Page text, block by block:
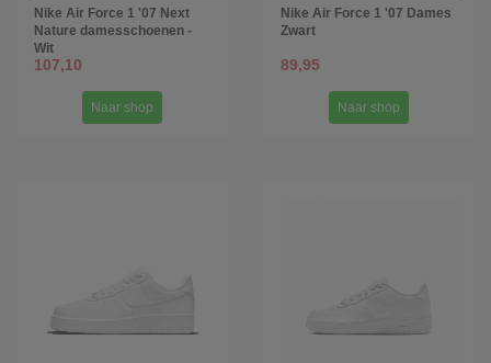
Nike Air Force 1 '07 Next
Nature damesschoenen -
Wit
107,10
Naar shop
Nike Air Force 1 '07 Dames
Zwart
89,95
Naar shop